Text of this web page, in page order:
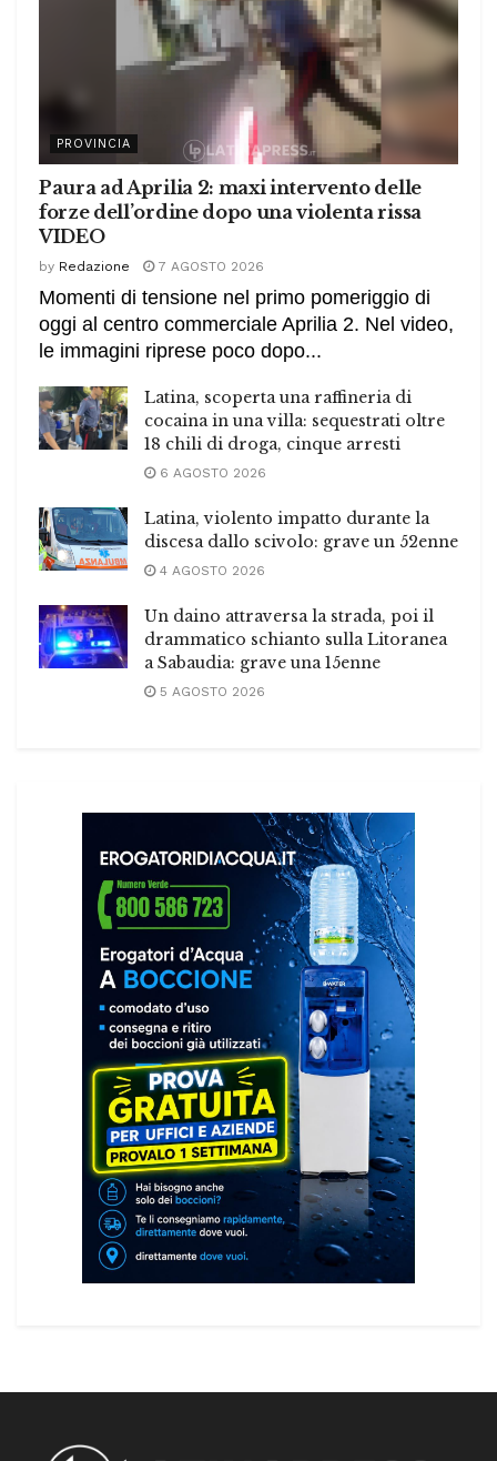
PROVINCIA
Paura ad Aprilia 2: maxi intervento delle
forze dell’ordine dopo una violenta rissa
VIDEO
by Redazione 7 AGOSTO 2026
Momenti di tensione nel primo pomeriggio di
oggi al centro commerciale Aprilia 2. Nel video,
le immagini riprese poco dopo...
Latina, scoperta una raffineria di
cocaina in una villa: sequestrati oltre
18 chili di droga, cinque arresti
6 AGOSTO 2026
Latina, violento impatto durante la
discesa dallo scivolo: grave un 52enne
4 AGOSTO 2026
Un daino attraversa la strada, poi il
drammatico schianto sulla Litoranea
a Sabaudia: grave una 15enne
5 AGOSTO 2026